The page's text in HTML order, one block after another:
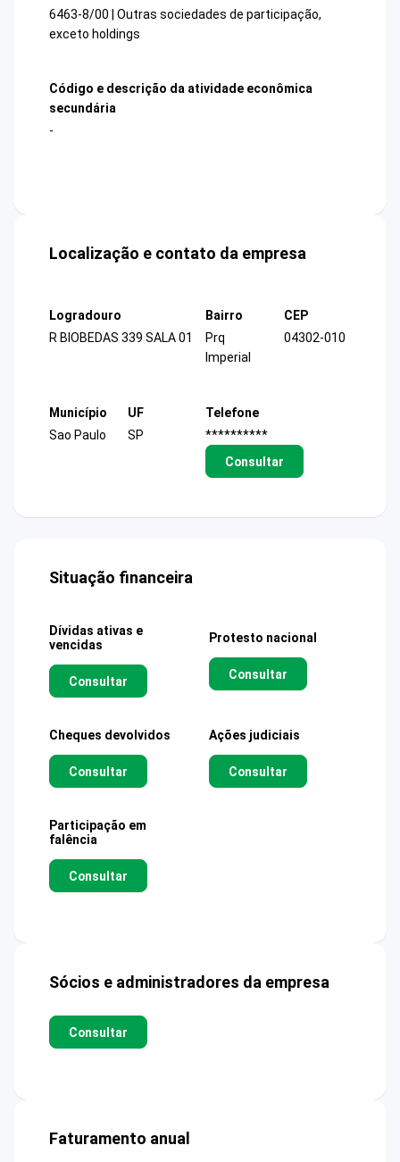
6463-8/00 | Outras sociedades de participação,
exceto holdings
Código e descrição da atividade econômica
secundária
-
Localização e contato da empresa
Logradouro
R BIOBEDAS 339 SALA 01
Bairro
Prq
Imperial
CEP
04302-010
Município
Sao Paulo
UF
SP
Telefone
**********
Consultar
Situação financeira
Dívidas ativas e
vencidas
Consultar
Protesto nacional
Consultar
Cheques devolvidos
Consultar
Ações judiciais
Consultar
Participação em
falência
Consultar
Sócios e administradores da empresa
Consultar
Faturamento anual